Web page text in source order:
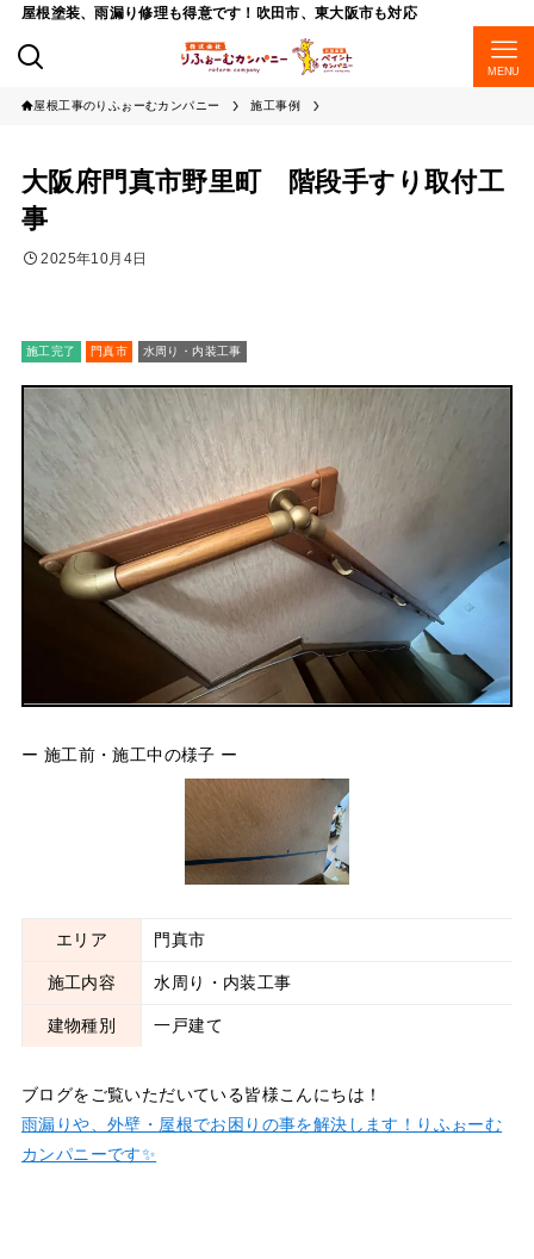
屋根塗装、雨漏り修理も得意です！吹田市、東大阪市も対応
MENU
屋根工事のりふぉーむカンパニー 施工事例
大阪府門真市野里町 階段手すり取付工
事
2025年10月4日
施工完了 門真市 水周り・内装工事
ー 施工前・施工中の様子 ー
エリア 門真市
施工内容 水周り・内装工事
建物種別 一戸建て
ブログをご覧いただいている皆様こんにちは！
雨漏りや、外壁・屋根でお困りの事を解決します！りふぉーむ
カンパニーです✨